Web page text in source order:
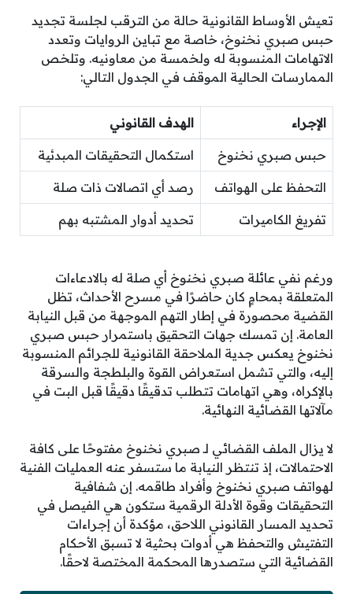
تعيش الأوساط القانونية حالة من الترقب لجلسة تجديد
حبس صبري نخنوخ، خاصة مع تباين الروايات وتعدد
الاتهامات المنسوبة له ولخمسة من معاونيه. وتلخص
الممارسات الحالية الموقف في الجدول التالي:
الإجراء الهدف القانوني
حبس صبري نخنوخ استكمال التحقيقات المبدئية
التحفظ على الهواتف رصد أي اتصالات ذات صلة
تفريغ الكاميرات تحديد أدوار المشتبه بهم
ورغم نفي عائلة صبري نخنوخ أي صلة له بالادعاءات
المتعلقة بمحامٍ كان حاضرًا في مسرح الأحداث، تظل
القضية محصورة في إطار التهم الموجهة من قبل النيابة
العامة. إن تمسك جهات التحقيق باستمرار حبس صبري
نخنوخ يعكس جدية الملاحقة القانونية للجرائم المنسوبة
إليه، والتي تشمل استعراض القوة والبلطجة والسرقة
بالإكراه، وهي اتهامات تتطلب تدقيقًا دقيقًا قبل البت في
مآلاتها القضائية النهائية.
لا يزال الملف القضائي لـ صبري نخنوخ مفتوحًا على كافة
الاحتمالات، إذ تنتظر النيابة ما ستسفر عنه العمليات الفنية
لهواتف صبري نخنوخ وأفراد طاقمه. إن شفافية
التحقيقات وقوة الأدلة الرقمية ستكون هي الفيصل في
تحديد المسار القانوني اللاحق، مؤكدة أن إجراءات
التفتيش والتحفظ هي أدوات بحثية لا تسبق الأحكام
القضائية التي ستصدرها المحكمة المختصة لاحقًا.